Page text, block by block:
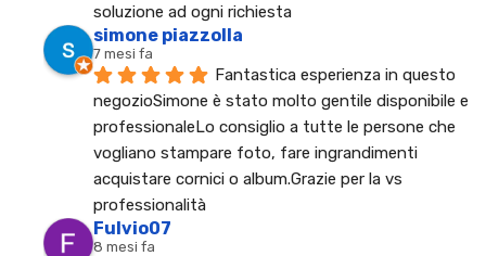
soluzione ad ogni richiesta
simone piazzolla
7 mesi fa
Fantastica esperienza in questo
negozioSimone è stato molto gentile disponibile e
professionaleLo consiglio a tutte le persone che
vogliano stampare foto, fare ingrandimenti
acquistare cornici o album.Grazie per la vs
professionalità
Fulvio07
8 mesi fa